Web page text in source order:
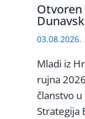
Otvoren
03.08.2026.
Mladi iz
rujna
članstvo
Strategija